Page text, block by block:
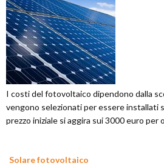
I costi del fotovoltaico dipendono dalla
vengono selezionati per essere installati
prezzo iniziale si aggira sui 3000 euro per
Solare fotovoltaico